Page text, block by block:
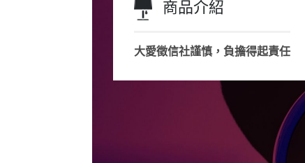
商品介紹
大愛徵信社謹慎，負擔得起責任